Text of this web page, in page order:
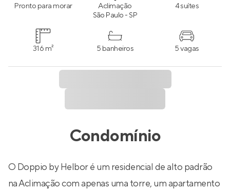
Pronto para morar Aclimação
São Paulo - SP
4 suítes
316 m² 5 banheiros 5 vagas
Condomínio
O Doppio by Helbor é um residencial de alto padrão
na Aclimação com apenas uma torre, um apartamento